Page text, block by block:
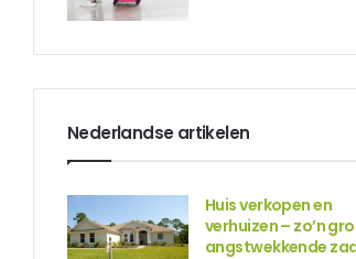
Nederlandse artikelen
Huis verkopen en
verhuizen – zo’n
angstwekkende